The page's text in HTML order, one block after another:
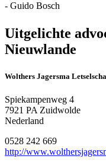
- Guido Bosch
Uitgelichte
Nieuwlande
Wolthers Jagersma
Spiekampenweg 4
7921 PA Zuidwolde
Nederland
0528 242 669
http://